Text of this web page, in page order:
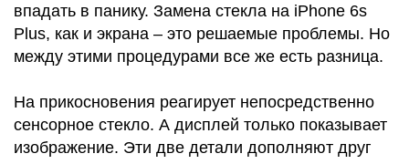
впадать в панику. Замена стекла на iPhone 6s
Plus, как и экрана – это решаемые проблемы. Но
между этими процедурами все же есть разница.
На прикосновения реагирует непосредственно
сенсорное стекло. А дисплей только показывает
изображение. Эти две детали дополняют друг